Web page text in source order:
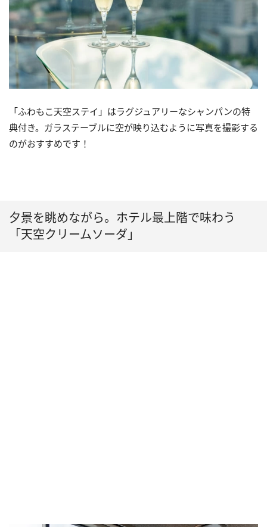
「ふわもこ天空ステイ」はラグジュアリーなシャンパンの特
典付き。ガラステーブルに空が映り込むように写真を撮影する
のがおすすめです！
夕景を眺めながら。ホテル最上階で味わう
「天空クリームソーダ」